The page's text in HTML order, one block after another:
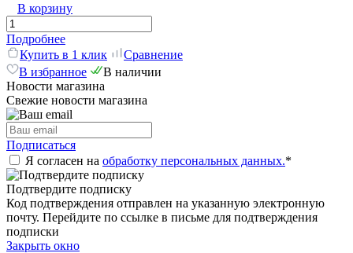
В корзину
Подробнее
Купить в 1 клик
Сравнение
В избранное
В наличии
Новости магазина
Свежие новости магазина
Подписаться
Я согласен на обработку персональных данных.*
Подтвердите подписку
Код подтверждения отправлен на указанную электронную
почту. Перейдите по ссылке в письме для подтверждения
подписки
Закрыть окно